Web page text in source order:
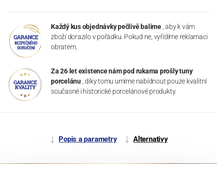
Každý kus objednávky pečlivě balíme , aby k vám
zboží dorazilo v pořádku. Pokud ne, vyřídíme reklamaci
obratem.
Za 26 let existence nám pod rukama prošly tuny
porcelánu , díky tomu umíme nabídnout pouze kvalitní
současné i historické porcelánové produkty.
Popis a parametry Alternativy